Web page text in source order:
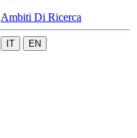
Ambiti Di Ricerca
IT EN